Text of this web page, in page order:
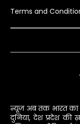
Terms and
न्यूज़ अब तक भारत का
दुनिया, देश प्रदेश की